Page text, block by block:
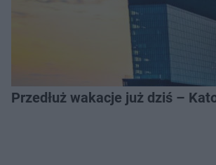
Przedłuż wakacje już dziś –